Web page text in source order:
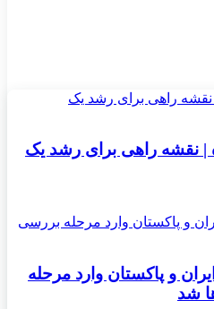
ساده | نقشه راهی برای رشد یک
و پاکستان وارد مرحله
شد